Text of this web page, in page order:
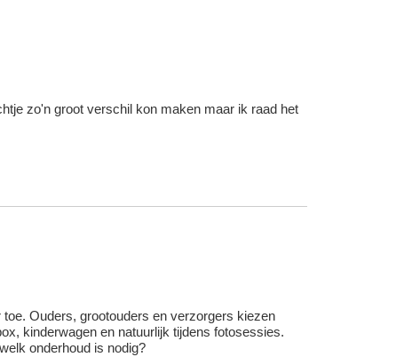
zo'n groot verschil kon maken maar ik raad het
Ouders, grootouders en verzorgers kiezen
kinderwagen en natuurlijk tijdens fotosessies.
onderhoud is nodig?